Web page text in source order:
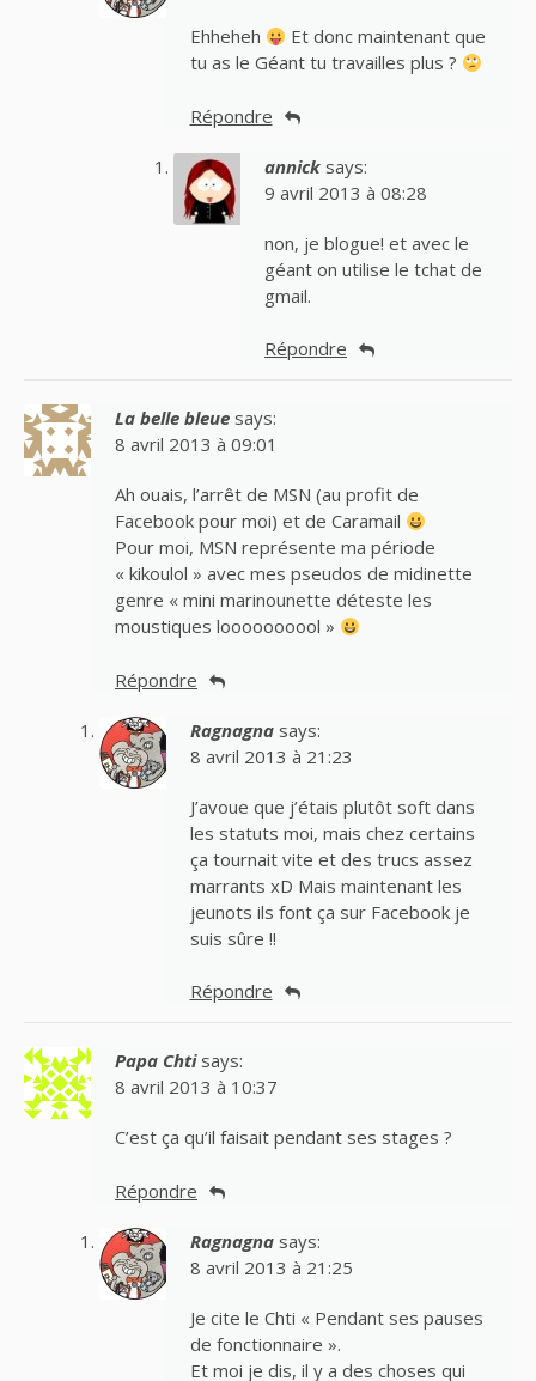
Ehheheh
Et donc maintenant que
tu as le Géant tu travailles plus ?
Répondre
annick says:
9 avril 2013 à 08:28
non, je blogue! et avec le
géant on utilise le tchat de
gmail.
Répondre
La belle bleue says:
8 avril 2013 à 09:01
Ah ouais, l’arrêt de MSN (au profit de
Facebook pour moi) et de Caramail
Pour moi, MSN représente ma période
« kikoulol » avec mes pseudos de midinette
genre « mini marinounette déteste les
moustiques loooooooool »
Répondre
Ragnagna says:
8 avril 2013 à 21:23
J’avoue que j’étais plutôt soft dans
les statuts moi, mais chez certains
ça tournait vite et des trucs assez
marrants xD Mais maintenant les
jeunots ils font ça sur Facebook je
suis sûre !!
Répondre
Papa Chti says:
8 avril 2013 à 10:37
C’est ça qu’il faisait pendant ses stages ?
Répondre
Ragnagna says:
8 avril 2013 à 21:25
Je cite le Chti « Pendant ses pauses
de fonctionnaire ».
Et moi je dis, il y a des choses qui